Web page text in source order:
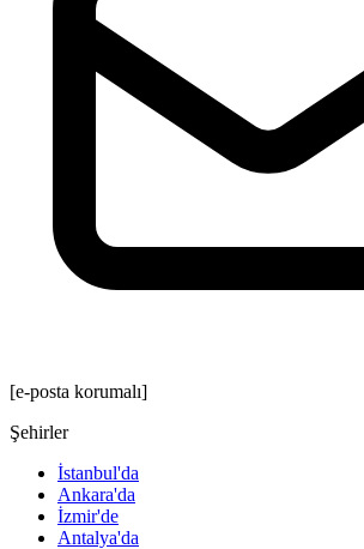
[e-posta korumalı]
Şehirler
İstanbul'da
Ankara'da
İzmir'de
Antalya'da